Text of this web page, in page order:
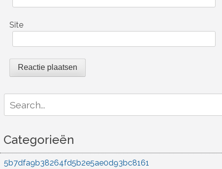
Site
for:
Categorieën
5b7dfa9b38264fd5b2e5ae0d93bc8161